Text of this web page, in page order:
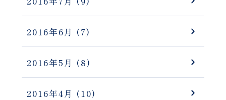
2016年6月 (7)
2016年5月 (8)
2016年4月 (10)